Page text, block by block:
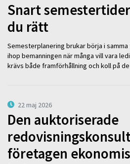
Snart
du rätt
Semesterplanering brukar börja i samma
ihop bemanningen när många vill vara
krävs både framförhållning och koll på
22 maj 2026
Den auktoriserade
företagen